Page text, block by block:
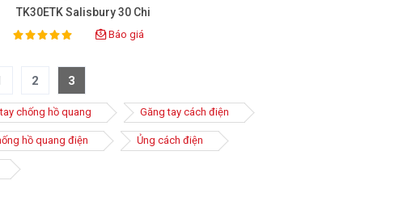
TK30ETK Salisbury 30 Chi
Tiết Chuẩn IEC 900
Rating:
100% Báo giá
2 3
chống hồ quang Găng tay cách điện
hồ quang điện Ủng cách điện